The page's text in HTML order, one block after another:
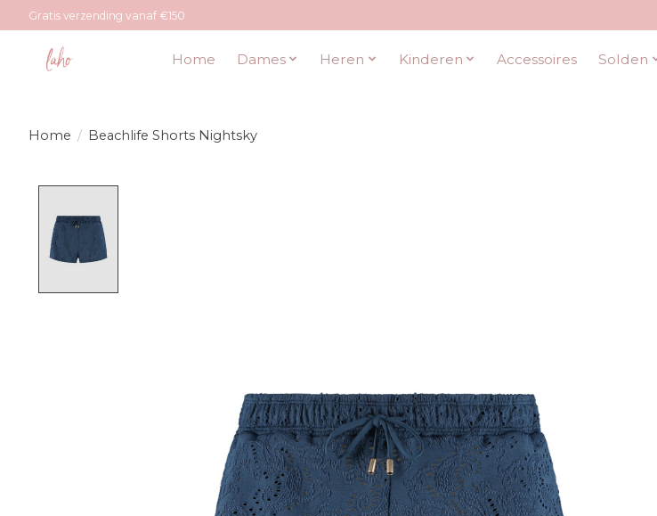
Gratis verzending vanaf €150
Home Dames Heren Kinderen Accessoires Solden
Home / Beachlife Shorts Nightsky